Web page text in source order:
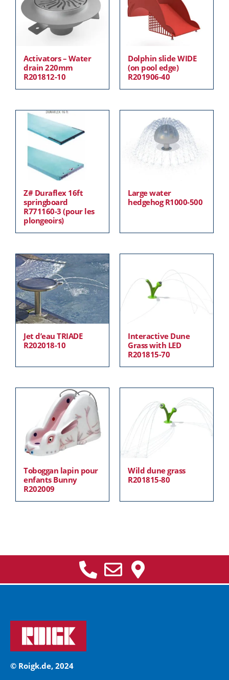
Activators – Water
drain 220mm
R201812-10
Dolphin slide WIDE
(on pool edge)
R201906-40
Z# Duraflex 16ft
springboard
R771160-3 (pour les
plongeoirs)
Large water
hedgehog R1000-500
Jet d’eau TRIADE
R202018-10
Interactive Dune
Grass with LED
R201815-70
Toboggan lapin pour
enfants Bunny
R202009
Wild dune grass
R201815-80
© Roigk.de, 2024